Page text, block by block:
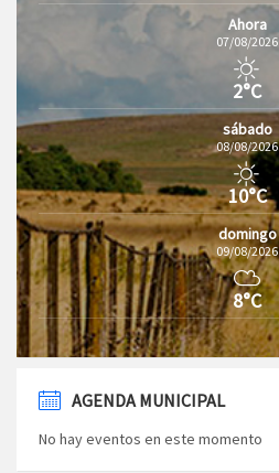
Ahora
07/08/2026
2°C
sábado
08/08/2026
10°C
domingo
09/08/2026
8°C
AGENDA MUNICIPAL
No hay eventos en este momento